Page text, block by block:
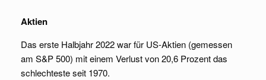
Aktien
Das erste Halbjahr 2022 war für US-Aktien (gemessen
am S&P 500) mit einem Verlust von 20,6 Prozent das
schlechteste seit 1970.